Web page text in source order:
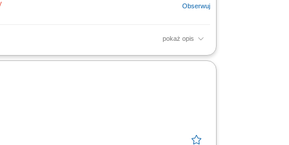
pokaż opis
Montaż okien, drzwi oraz drewnianych